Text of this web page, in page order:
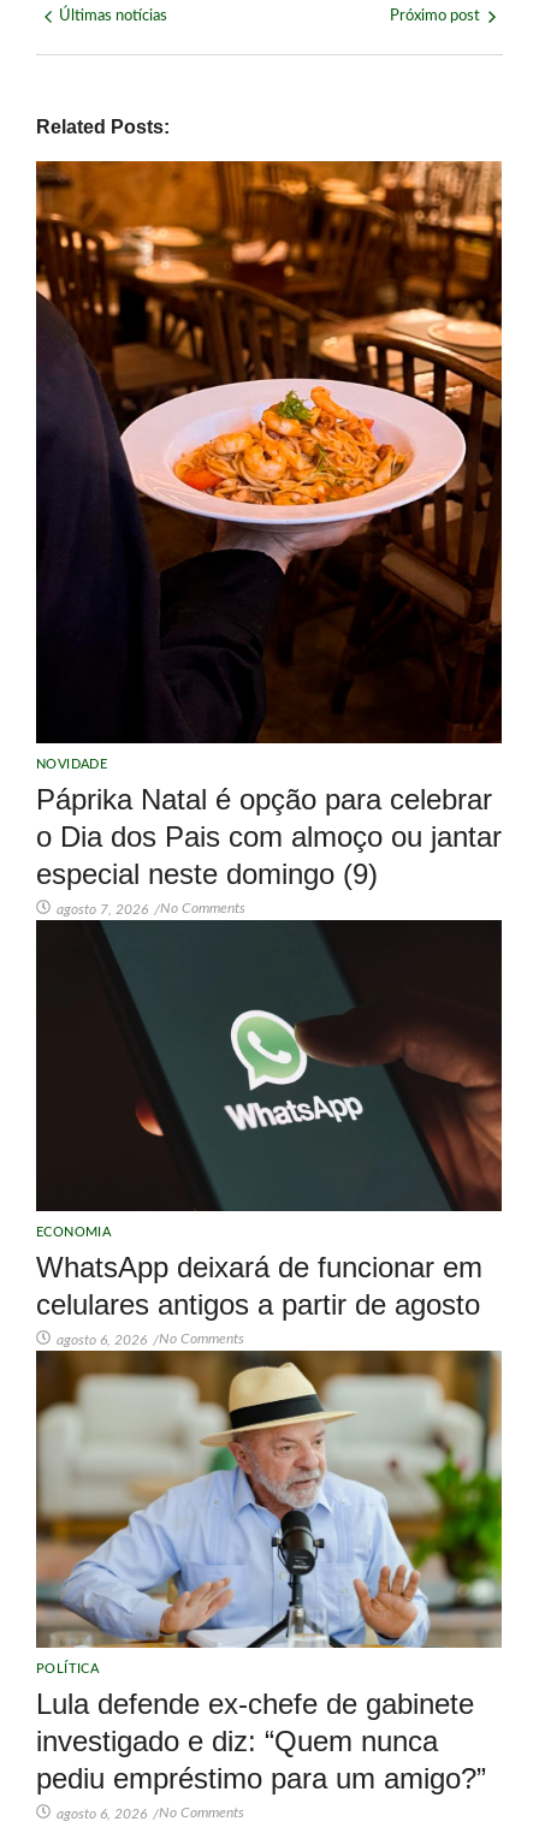
Últimas notícias Próximo post
Related Posts:
NOVIDADE
Páprika Natal é opção para celebrar
o Dia dos Pais com almoço ou jantar
especial neste domingo (9)
agosto 7, 2026 /No Comments
ECONOMIA
WhatsApp deixará de funcionar em
celulares antigos a partir de agosto
agosto 6, 2026 /No Comments
POLÍTICA
Lula defende ex-chefe de gabinete
investigado e diz: “Quem nunca
pediu empréstimo para um amigo?”
agosto 6, 2026 /No Comments